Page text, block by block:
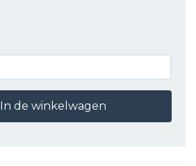
In de winkelwagen